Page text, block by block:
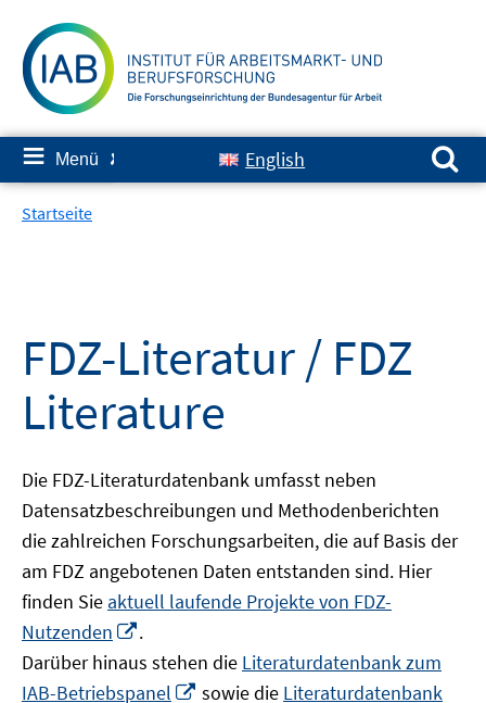
zum
Inhalt
≡ Menü ✘ English
Suchen nach:
Startseite
FDZ-Literatur / FDZ
Literature
Die FDZ-Literaturdatenbank umfasst neben
Datensatzbeschreibungen und Methodenberichten
die zahlreichen Forschungsarbeiten, die auf Basis der
am FDZ angebotenen Daten entstanden sind. Hier
finden Sie aktuell laufende Projekte von FDZ-
Nutzenden
neuem
Fenster
.
Darüber hinaus stehen die Literaturdatenbank zum
IAB-Betriebspanel
In
sowie die Literaturdatenbank